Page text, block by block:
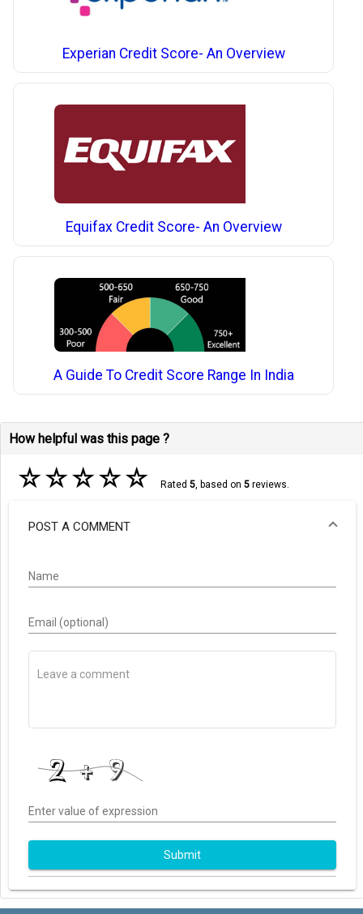
Experian Credit Score- An Overview
Equifax Credit Score- An Overview
A Guide To Credit Score Range In India
How helpful was this page ?
☆☆☆☆☆ Rated 5, based on 5reviews.
POST A COMMENT
Name
Email (optional)
Enter value of expression
Submit